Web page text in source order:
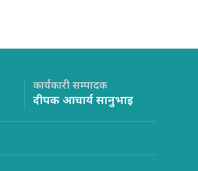
कार्यकारी सम्पादक
दीपक आचार्य सानुभाइ